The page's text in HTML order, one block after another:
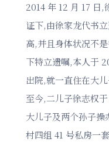
2014 年 12 月 17 日
证下,由徐家龙代书
高,并且身体状况不
下特立遗嘱,本人于
出院,就一直住在大
至今,二儿子徐志权
大儿子及两个孙子
村四组 41 号私房一